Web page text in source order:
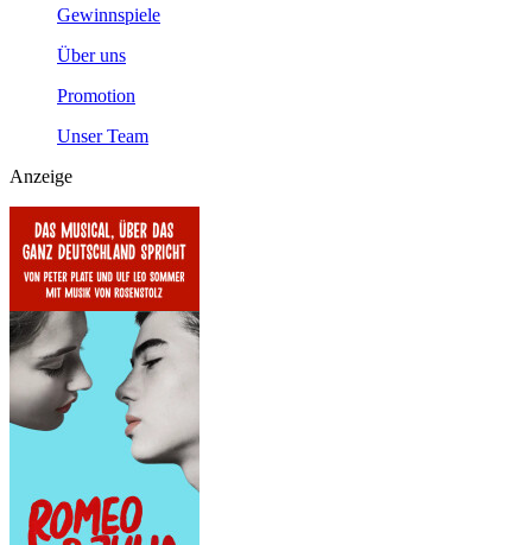
Gewinnspiele
Über uns
Promotion
Unser Team
Anzeige